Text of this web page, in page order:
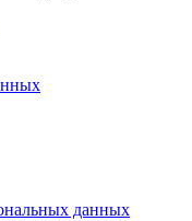
данных